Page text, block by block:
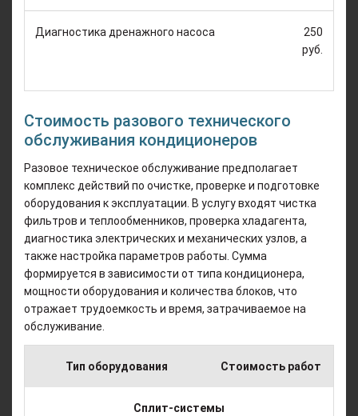
Диагностика дренажного насоса
250
руб.
Стоимость разового технического
обслуживания кондиционеров
Разовое техническое обслуживание предполагает
комплекс действий по очистке, проверке и подготовке
оборудования к эксплуатации. В услугу входят чистка
фильтров и теплообменников, проверка хладагента,
диагностика электрических и механических узлов, а
также настройка параметров работы. Сумма
формируется в зависимости от типа кондиционера,
мощности оборудования и количества блоков, что
отражает трудоемкость и время, затрачиваемое на
обслуживание.
Тип оборудования Стоимость работ
Сплит-системы